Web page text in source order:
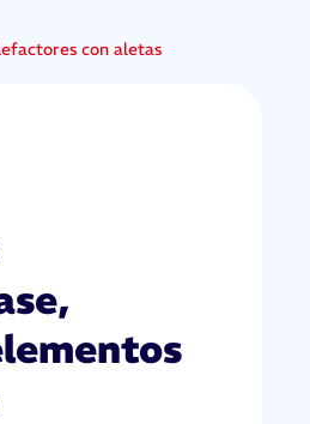
con aletas